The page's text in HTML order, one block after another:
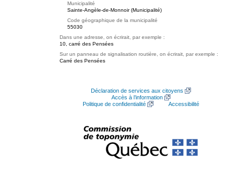
Municipalité
Sainte-Angèle-de-Monnoir (Municipalité)
Code géographique de la municipalité
55030
Dans une adresse, on écrirait, par exemple :
10, carré des Pensées
Sur un panneau de signalisation routière, on écrirait, par exemple :
Carré des Pensées
Déclaration de services aux citoyens
Accès à l’information
Politique de confidentialité
Accessibilité